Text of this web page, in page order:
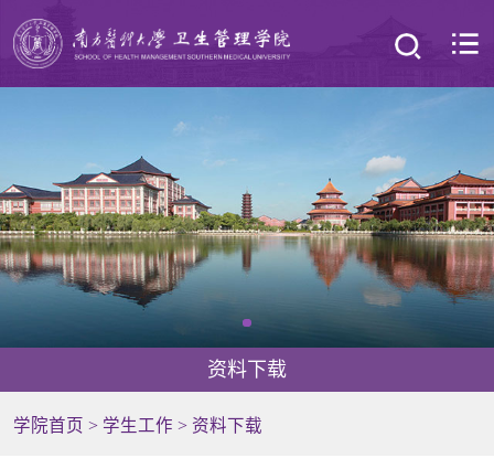
资料下载
学院首页 > 学生工作 > 资料下载